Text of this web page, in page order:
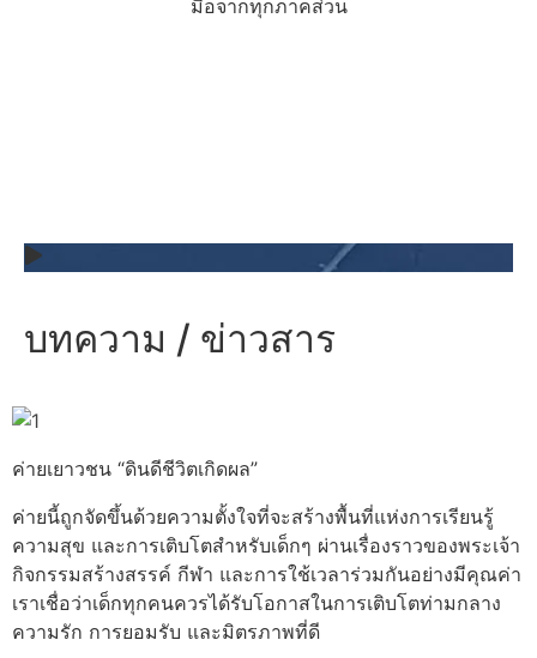
มือจากทุกภาคส่วน
บทความ / ข่าวสาร
ค่ายเยาวชน “ดินดีชีวิตเกิดผล”
ค่ายนี้ถูกจัดขึ้นด้วยความตั้งใจที่จะสร้างพื้นที่แห่งการเรียนรู้
ความสุข และการเติบโตสำหรับเด็กๆ ผ่านเรื่องราวของพระเจ้า
กิจกรรมสร้างสรรค์ กีฬา และการใช้เวลาร่วมกันอย่างมีคุณค่า
เราเชื่อว่าเด็กทุกคนควรได้รับโอกาสในการเติบโตท่ามกลาง
ความรัก การยอมรับ และมิตรภาพที่ดี